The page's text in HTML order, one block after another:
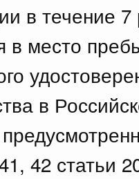
в течение 7
в место
в
42 статьи